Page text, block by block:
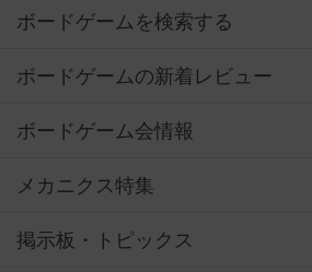
ボードゲームを検索する
ボードゲームの新着レビュー
ボードゲーム会情報
メカニクス特集
掲示板・トピックス